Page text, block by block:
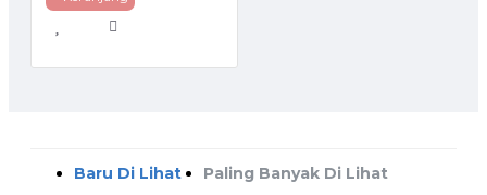
Baru Di Lihat Paling Banyak Di Lihat